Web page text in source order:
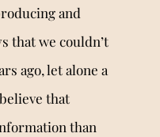
and
that we couldn’t
ago, let alone a
that
than